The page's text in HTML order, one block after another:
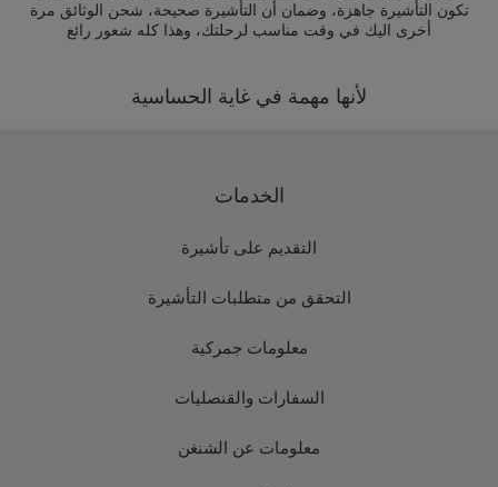
تكون التأشيرة جاهزة، وضمان أن التأشيرة صحيحة، شحن الوثائق مرة
أخرى اليك في وقت مناسب لرحلتك، وهذا كله شعور رائع
لأنها مهمة في غاية الحساسية
الخدمات
التقديم على تأشيرة
التحقق من متطلبات التأشيرة
معلومات جمركية
السفارات والقنصليات
معلومات عن الشنغن